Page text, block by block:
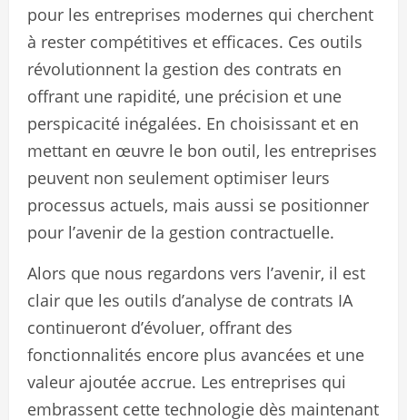
pour les entreprises modernes qui cherchent
à rester compétitives et efficaces. Ces outils
révolutionnent la gestion des contrats en
offrant une rapidité, une précision et une
perspicacité inégalées. En choisissant et en
mettant en œuvre le bon outil, les entreprises
peuvent non seulement optimiser leurs
processus actuels, mais aussi se positionner
pour l’avenir de la gestion contractuelle.
Alors que nous regardons vers l’avenir, il est
clair que les outils d’analyse de contrats IA
continueront d’évoluer, offrant des
fonctionnalités encore plus avancées et une
valeur ajoutée accrue. Les entreprises qui
embrassent cette technologie dès maintenant